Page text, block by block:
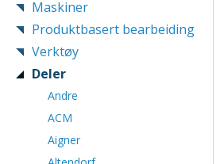
Maskiner
Produktbasert bearbeiding
Verktøy
Deler
Andre
ACM
Aigner